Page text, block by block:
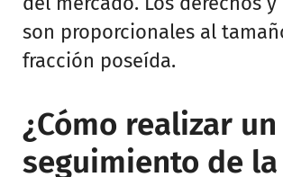
son proporcionales al
fracción poseída.
¿Cómo realizar un
seguimiento de la